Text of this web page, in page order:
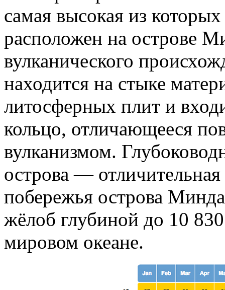
самая высокая из
расположен на острове
вулканического
находится на стыке
литосферных плит и
кольцо, отличающееся
вулканизмом.
острова —
побережья острова
жёлоб глубиной до 10
мировом океане.